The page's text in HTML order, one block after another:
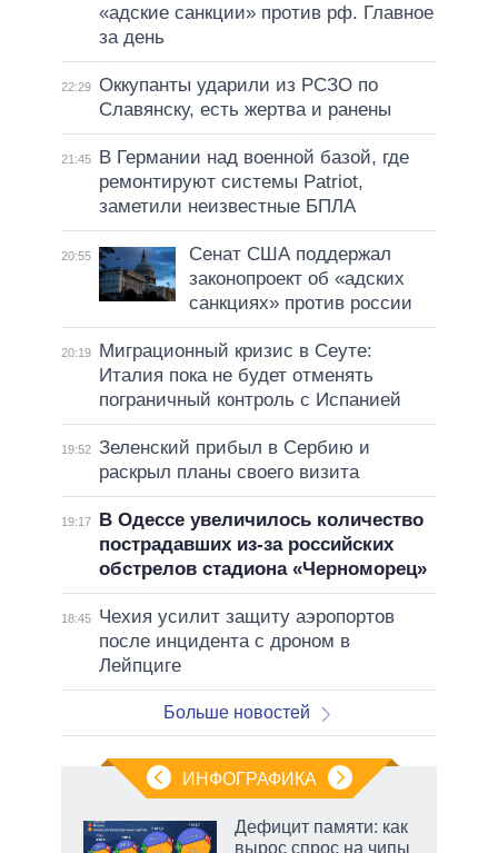
«адские санкции» против рф. Главное
за день
22:29 Оккупанты ударили из РСЗО по
Славянску, есть жертва и ранены
21:45
В Германии над военной базой, где
ремонтируют системы Patriot,
заметили неизвестные БПЛА
20:55
Сенат США поддержал
законопроект об «адских
санкциях» против россии
20:19
Миграционный кризис в Сеуте:
Италия пока не будет отменять
пограничный контроль с Испанией
19:52 Зеленский прибыл в Сербию и
раскрыл планы своего визита
19:17
В Одессе увеличилось количество
пострадавших из-за российских
обстрелов стадиона «Черноморец»
18:45
Чехия усилит защиту аэропортов
после инцидента с дроном в
Лейпциге
Больше новостей
ИНФОГРАФИКА
Дефицит памяти: как
вырос спрос на чипы